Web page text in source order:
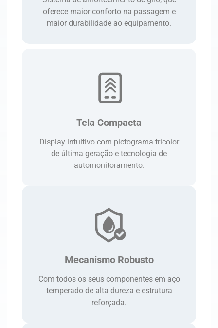
oferece maior conforto na passagem e
maior durabilidade ao equipamento.
Tela Compacta
Display intuitivo com pictograma tricolor
de última geração e tecnologia de
automonitoramento.
Mecanismo Robusto
Com todos os seus componentes em aço
temperado de alta dureza e estrutura
reforçada.